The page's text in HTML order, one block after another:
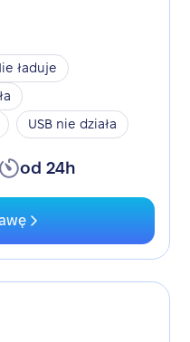
ładuje
USB nie działa
od 24h